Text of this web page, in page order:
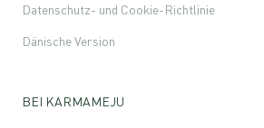
Datenschutz- und Cookie-Richtlinie
Dänische Version
BEI KARMAMEJU